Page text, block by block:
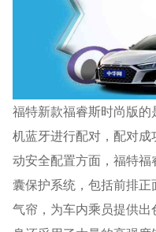
福特新款福睿斯时尚版
机蓝牙进行配对，配对
动安全配置方面，福特
囊保护系统，包括前排
气帘，为车内乘员提供